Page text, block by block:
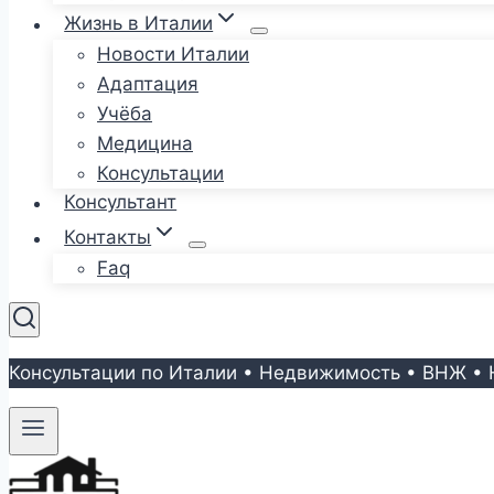
Жизнь в Италии
Новости Италии
Адаптация
Учёба
Медицина
Консультации
Консультант
Контакты
Faq
Консультации по Италии • Недвижимость • ВНЖ •